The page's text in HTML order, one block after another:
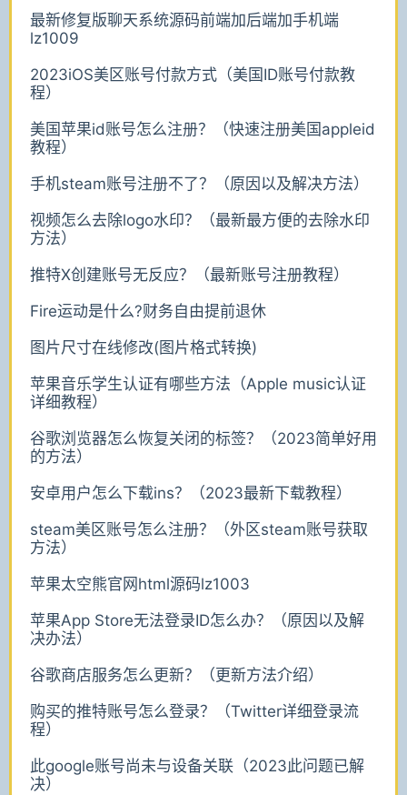
最新修复版聊天系统源码前端加后端加手机端
lz1009
2023iOS美区账号付款方式（美国ID账号付款教
程）
美国苹果id账号怎么注册？（快速注册美国appleid
教程）
手机steam账号注册不了？（原因以及解决方法）
视频怎么去除logo水印？（最新最方便的去除水印
方法）
推特X创建账号无反应？（最新账号注册教程）
Fire运动是什么?财务自由提前退休
图片尺寸在线修改(图片格式转换)
苹果音乐学生认证有哪些方法（Apple music认证
详细教程）
谷歌浏览器怎么恢复关闭的标签？（2023简单好用
的方法）
安卓用户怎么下载ins？（2023最新下载教程）
steam美区账号怎么注册？（外区steam账号获取
方法）
苹果太空熊官网html源码lz1003
苹果App Store无法登录ID怎么办？（原因以及解
决办法）
谷歌商店服务怎么更新？（更新方法介绍）
购买的推特账号怎么登录？（Twitter详细登录流
程）
此google账号尚未与设备关联（2023此问题已解
决）